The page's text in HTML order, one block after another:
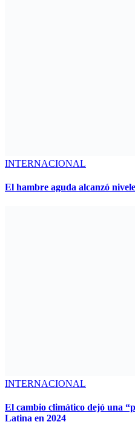
INTERNACIONAL
El hambre aguda alcanzó
INTERNACIONAL
El cambio climático dejó una
Latina en 2024